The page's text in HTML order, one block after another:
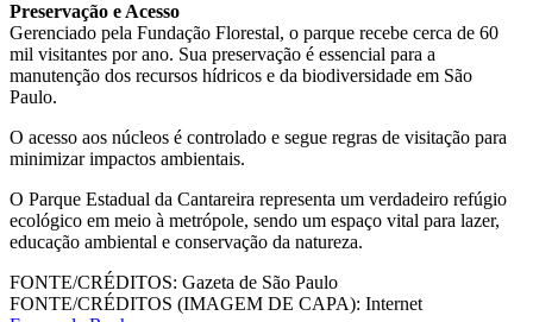
Preservação e Acesso
Gerenciado pela Fundação Florestal, o parque recebe cerca de 60
mil visitantes por ano. Sua preservação é essencial para a
manutenção dos recursos hídricos e da biodiversidade em São
Paulo.
O acesso aos núcleos é controlado e segue regras de visitação para
minimizar impactos ambientais.
O Parque Estadual da Cantareira representa um verdadeiro refúgio
ecológico em meio à metrópole, sendo um espaço vital para lazer,
educação ambiental e conservação da natureza.
FONTE/CRÉDITOS: Gazeta de São Paulo
FONTE/CRÉDITOS (IMAGEM DE CAPA): Internet